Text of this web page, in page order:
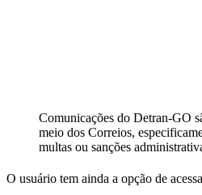
Comunicações do Detran-GO
meio dos Correios,
multas ou sanções
O usuário tem ainda a opção de